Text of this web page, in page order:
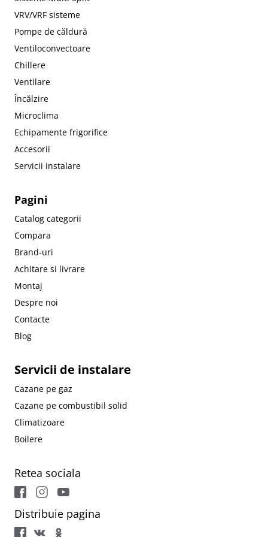
VRV/VRF sisteme
Pompe de căldură
Ventiloconvectoare
Chillere
Ventilare
Încălzire
Microclima
Echipamente frigorifice
Accesorii
Servicii instalare
Pagini
Catalog categorii
Compara
Brand-uri
Achitare si livrare
Montaj
Despre noi
Contacte
Blog
Servicii de instalare
Cazane pe gaz
Cazane pe combustibil solid
Climatizoare
Boilere
Retea sociala
Distribuie pagina